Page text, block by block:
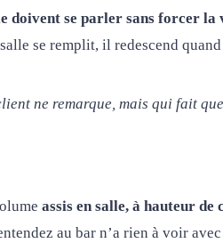
doivent se parler sans forcer la
se remplit, il redescend
ne remarque, mais qui fait
assis en salle, à hauteur de
au bar n’a rien à voir